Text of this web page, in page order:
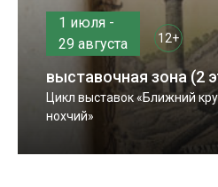
1 июля -
29 августа
12+
выставочная зона (2
Цикл выставок «Ближний
нохчий»